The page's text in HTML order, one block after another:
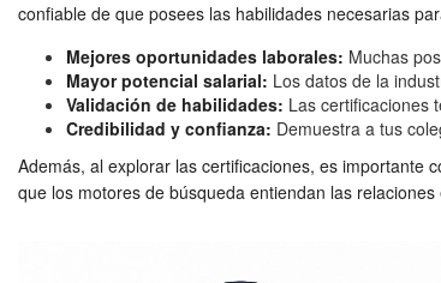
confiable de que posees las habilidades necesarias
Mejores oportunidades laborales: Muchas
Mayor potencial salarial: Los datos de la
Validación de habilidades: Las certificaciones
Credibilidad y confianza: Demuestra a tus
Además, al explorar las certificaciones, es importante
que los motores de búsqueda entiendan las